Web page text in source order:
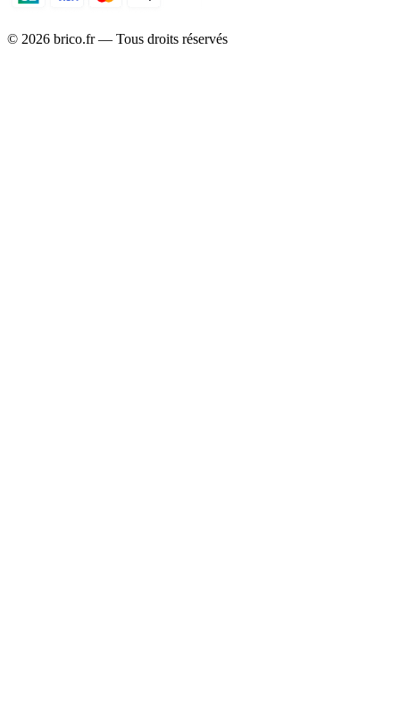
© 2026 brico.fr — Tous droits réservés